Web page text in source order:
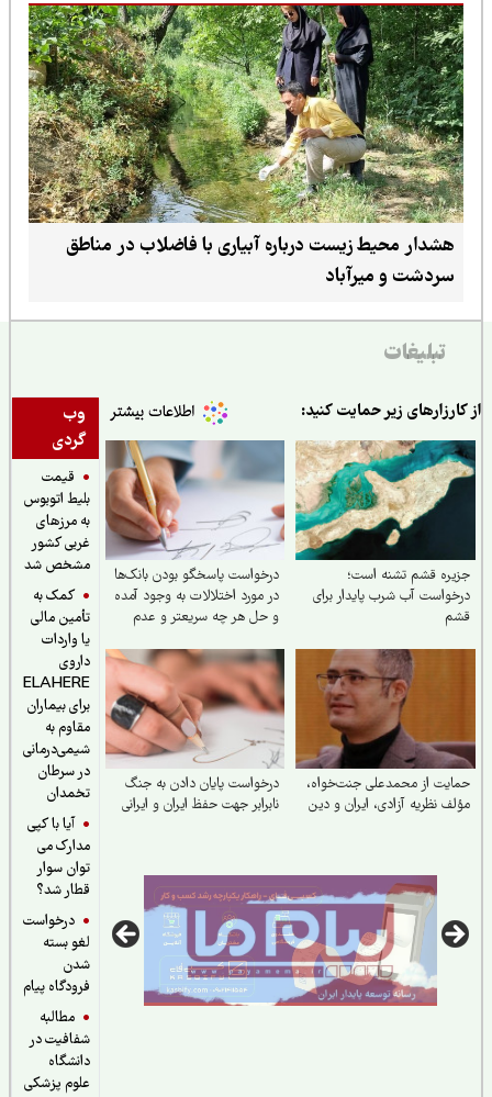
هشدار محیط زیست درباره آبیاری با فاضلاب در مناطق
سردشت و میرآباد
تبلیغات
وب
گردی
قیمت
بلیط اتوبوس
به مرزهای
غربی کشور
مشخص شد
کمک به
تأمین مالی
یا واردات
داروی
ELAHERE
برای بیماران
مقاوم به
شیمی‌درمانی
در سرطان
تخمدان
آیا با کپی
مدارک می
توان سوار
قطار شد؟
درخواست
لغو بسته
فرودگاه پیام
مطالبه
شفافیت در
دانشگاه
علوم پزشکی
زیر حمایت کنید:
قشم تشنه است؛
آب شرب پایدار برای
درخواست پاسخگو بودن بانک‌ها
در مورد اختلالات به وجود آمده
و حل هر چه سریعتر و عدم
از محمدعلی جنت‌خواه،
نظریه آزادی، ایران و دین
درخواست پایان دادن به جنگ
نابرابر جهت حفظ ایران و ایرانی